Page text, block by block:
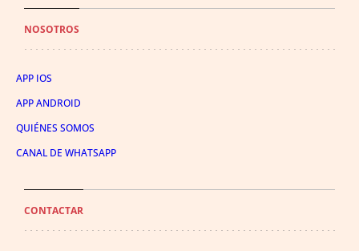
NOSOTROS
APP IOS
APP ANDROID
QUIÉNES SOMOS
CANAL DE WHATSAPP
CONTACTAR